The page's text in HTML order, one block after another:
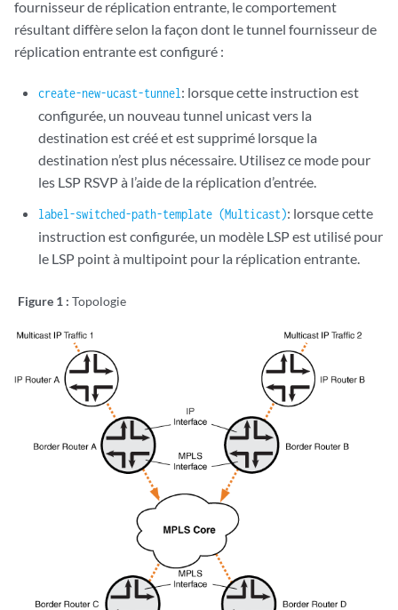
fournisseur de réplication entrante, le comportement
résultant diffère selon la façon dont le tunnel fournisseur de
réplication entrante est configuré :
create-new-ucast-tunnel: lorsque cette instruction est
configurée, un nouveau tunnel unicast vers la
destination est créé et est supprimé lorsque la
destination n’est plus nécessaire. Utilisez ce mode pour
les LSP RSVP à l’aide de la réplication d’entrée.
label-switched-path-template (Multicast): lorsque cette
instruction est configurée, un modèle LSP est utilisé pour
le LSP point à multipoint pour la réplication entrante.
Figure 1 : Topologie